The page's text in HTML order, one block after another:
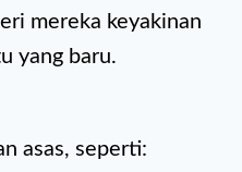
mereka keyakinan
yang baru.
asas, seperti: